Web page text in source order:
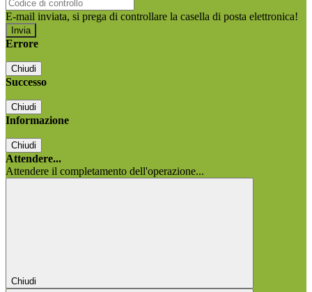
E-mail inviata, si prega di controllare la casella di posta elettronica!
Errore
Chiudi
Successo
Chiudi
Informazione
Chiudi
Attendere...
Attendere il completamento dell'operazione...
Chiudi